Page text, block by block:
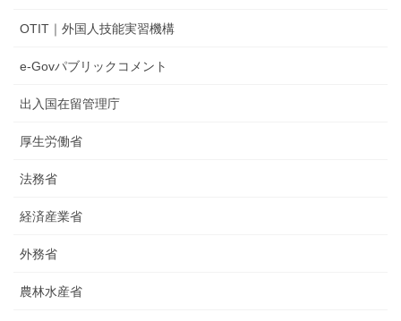
OTIT｜外国人技能実習機構
e-Govパブリックコメント
出入国在留管理庁
厚生労働省
法務省
経済産業省
外務省
農林水産省